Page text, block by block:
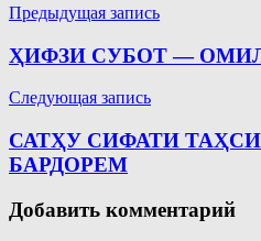
Навигация
по
записям
Предыдущая запись
ҲИФЗИ СУБОТ —
Следующая запись
САТҲУ СИФАТИ
БАРДОРЕМ
Добавить комментарий